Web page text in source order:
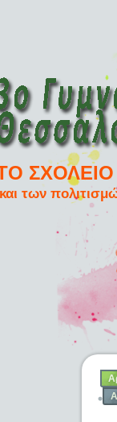
και των